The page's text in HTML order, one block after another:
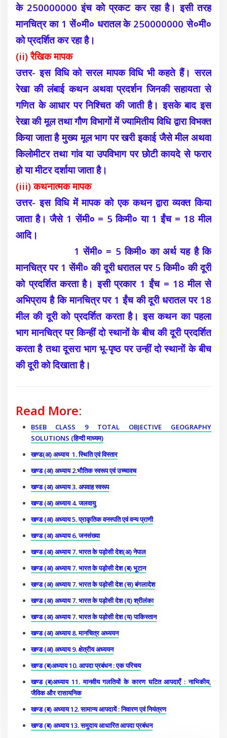
के 250000000 इंच को प्रकट कर रहा है। इसी तरह
मानचित्र का 1 सें०मी० धरातल के 250000000 से०मी०
को प्रदर्शित कर रहा है।
(ii) रैखिक मापक
उत्तर- इस विधि को सरल मापक विधि भी कहते हैं। सरल
रेखा की लंबाई कथन अथवा प्रदर्शन जिनकी सहायता से
गणित के आधार पर निश्चित की जाती है। इसके बाद इस
रेखा की मूल तथा गौण विभागों में ज्यामितीय विधि द्वारा विभक्त
किया जाता है मुख्य मूल भाग पर खरी इकाई जैसे मील अथवा
किलोमीटर तथा गांव या उपविभाग पर छोटी कायदे से फरार
हो या मीटर दर्शाया जाता है।
(iii) कथनात्मक मापक
उत्तर- इस विधि में मापक को एक कथन द्वारा व्यक्त किया
जाता है। जैसे 1 सेंमी० = 5 किमी० या 1 ईंच = 18 मील
आदि।
1 सेंमी० = 5 किमी० का अर्थ यह है कि
मानचित्र पर 1 सेंमी० की दूरी धरातल पर 5 किमी० की दूरी
को प्रदर्शित करता है। इसी प्रकार 1 ईंच = 18 मील से
अभिप्राय है कि मानचित्र पर 1 ईंच की दूरी धरातल पर 18
मील की दूरी को प्रदर्शित करता है। इस कथन का पहला
भाग मानचित्र परकिन्हीं दो स्थानों के बीच की दूरी प्रदर्शित
करता है तथा दूसरा भाग भू-पृष्ठ पर उन्हीं दोस्थानों के बीच
की दूरी को दिखाता है।
Read More:
BSEB CLASS 9 TOTAL OBJECTIVE GEOGRAPHY
SOLUTIONS (हिन्दी माध्यम)
खण्ड(अ) अध्याय 1. स्थिति एवं विस्तार
खण्ड (अ) अध्याय 2.भौतिक स्वरूप एवं उच्चावच
खण्ड (अ) अध्याय 3. अपवाह स्वरूप
खण्ड (अ) अध्याय 4. जलवायु
खण्ड (अ) अध्याय 5. प्राकृतिक वनस्पति एवं वन्य प्राणी
खण्ड (अ) अध्याय 6. जनसंख्या
खण्ड (अ) अध्याय 7. भारत के पड़ोसी देश(अ) नेपाल
खण्ड (अ) अध्याय 7. भारत के पड़ोसी देश (ब) भूटान
खण्ड (अ) अध्याय 7. भारत के पड़ोसी देश (स) बंगलादेश
खण्ड (अ) अध्याय 7. भारत के पड़ोसी देश (द) श्रीलंका
खण्ड (अ) अध्याय 7. भारत के पड़ोसी देश (य) पाकिस्तान
खण्ड (अ) अध्याय 8. मानचित्र अध्ययन
खण्ड (अ) अध्याय 9. क्षेत्रीय अध्ययन
खण्ड (ब)अध्याय 10. आपदा प्रबंधन : एक परिचय
खण्ड (ब)अध्याय 11. मानवीय गलतियों के कारण घटित आपदाएँ : नाभिकीय,
जैविक और रासायनिक
खण्ड (ब) अध्याय 12. सामान्य आपदायें : निवारण एवं नियंत्रण
खण्ड (ब) अध्याय 13. समुदाय आधारित आपदा प्रबंधन